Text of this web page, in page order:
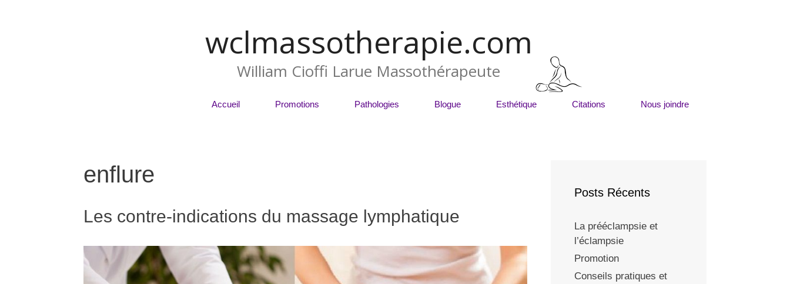
wclmassotherapie.com
William Cioffi Larue Massothérapeute
Accueil Promotions Pathologies Blogue Esthétique Citations Nous joindre
enflure
Les contre-indications du massage lymphatique
Posts Récents
La prééclampsie et
l’éclampsie
Promotion
Conseils pratiques et